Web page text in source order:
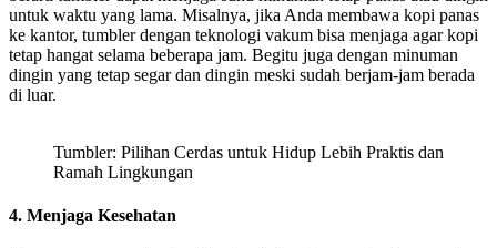
untuk waktu yang lama. Misalnya, jika Anda membawa kopi panas
ke kantor, tumbler dengan teknologi vakum bisa menjaga agar kopi
tetap hangat selama beberapa jam. Begitu juga dengan minuman
dingin yang tetap segar dan dingin meski sudah berjam-jam berada
di luar.
Tumbler: Pilihan Cerdas untuk Hidup Lebih Praktis dan
Ramah Lingkungan
4. Menjaga Kesehatan